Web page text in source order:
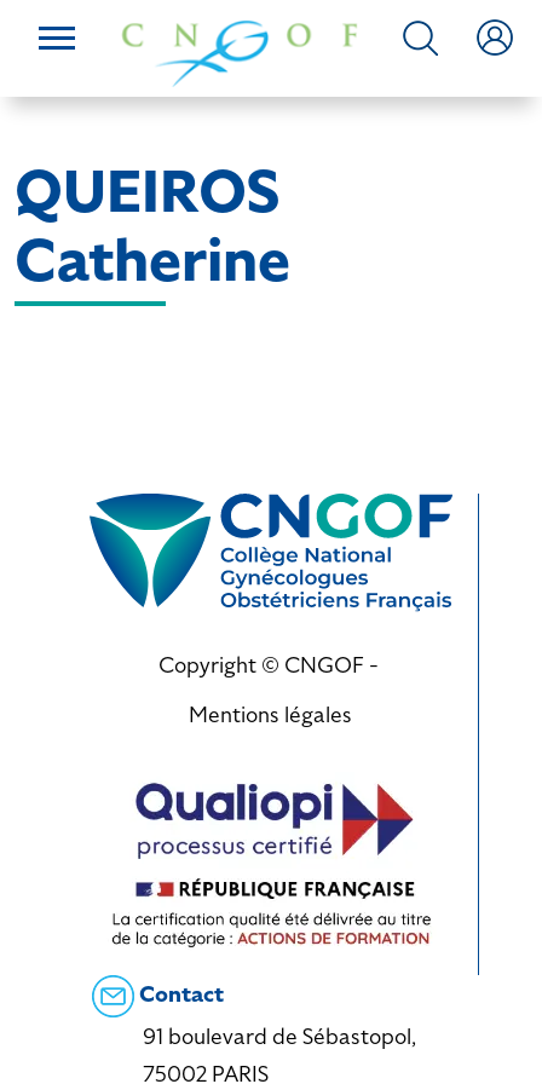
QUEIROS
Catherine
Copyright © CNGOF -
Mentions légales
Contact
91 boulevard de Sébastopol,
75002 PARIS